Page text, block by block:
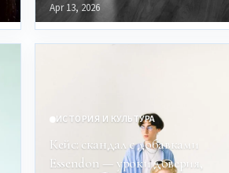
Apr 13, 2026
ИСТОРИЯ И КУЛЬТУРА
Кейс: скандал с добавками
Essendon — уроки доверия,